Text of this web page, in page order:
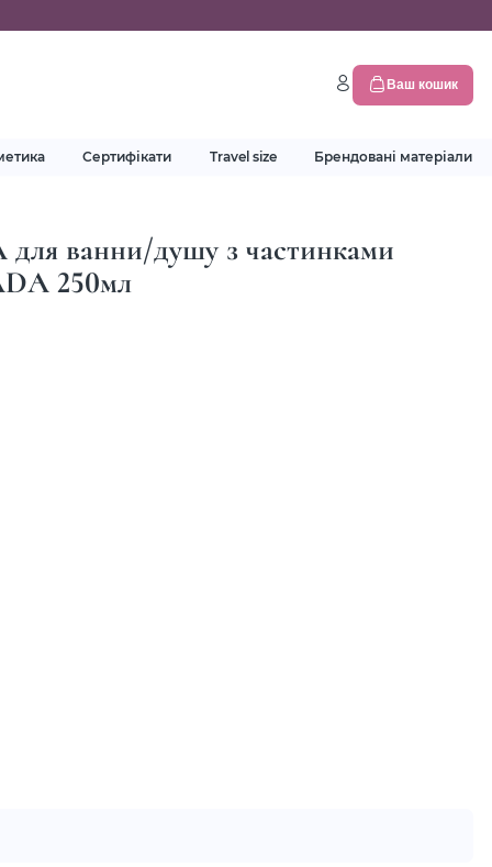
Ваш кошик
Сертифікати Travel size Брендовані матеріали
ванни/душу з частинками
250мл